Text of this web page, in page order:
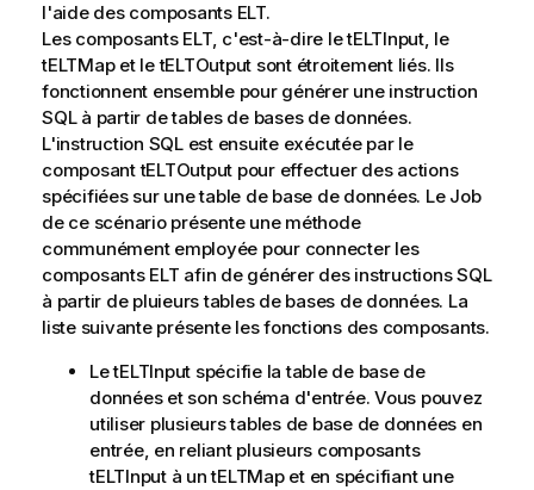
l'aide des composants ELT.
Les composants ELT, c'est-à-dire le tELTInput, le
tELTMap et le tELTOutput sont étroitement liés. Ils
fonctionnent ensemble pour générer une instruction
SQL à partir de tables de bases de données.
L'instruction SQL est ensuite exécutée par le
composant tELTOutput pour effectuer des actions
spécifiées sur une table de base de données. Le Job
de ce scénario présente une méthode
communément employée pour connecter les
composants ELT afin de générer des instructions SQL
à partir de pluieurs tables de bases de données. La
liste suivante présente les fonctions des composants.
Le tELTInput spécifie la table de base de
données et son schéma d'entrée. Vous pouvez
utiliser plusieurs tables de base de données en
entrée, en reliant plusieurs composants
tELTInput à un tELTMap et en spécifiant une